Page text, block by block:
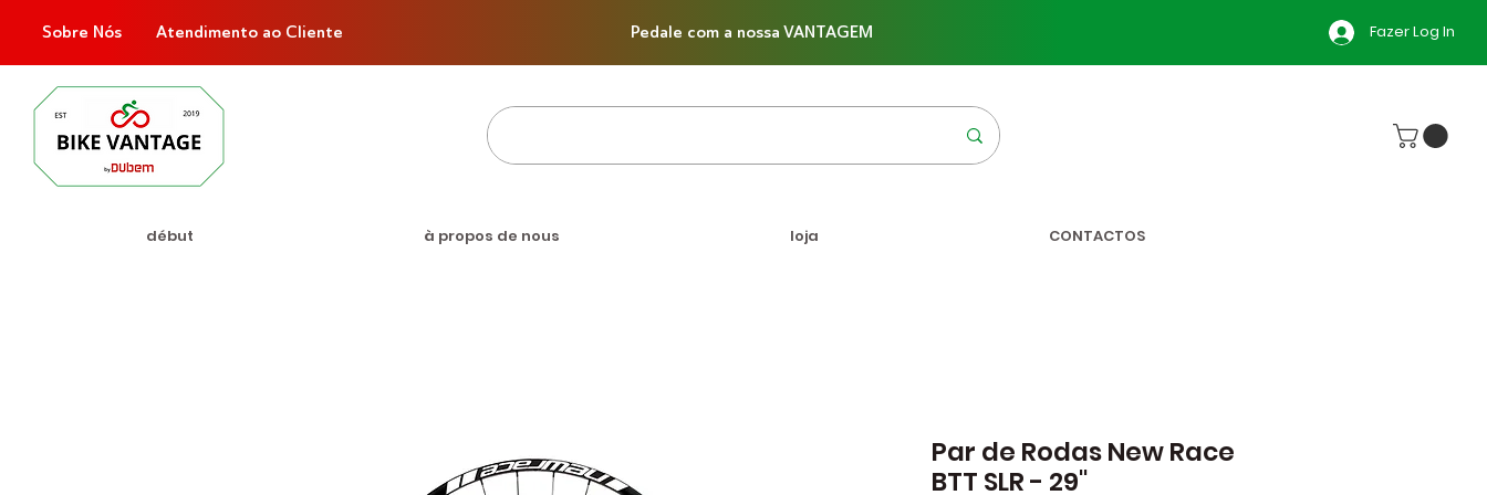
Sobre Nós Atendimento ao Cliente Pedale com a nossa VANTAGEM Fazer Log In
début à propos de nous loja CONTACTOS
Par de Rodas New Race
BTT SLR - 29"